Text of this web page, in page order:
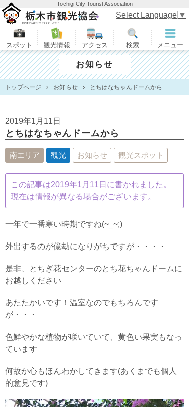
Tochigi City Tourist Association
栃木市観光協会
スポット 観光情報 アクセス 検索 メニュー
Select Language ▼
お知らせ
トップページ お知らせ とちはなちゃんドームから
2019年1月11日
とちはなちゃんドームから
南エリア 観光 お知らせ 観光スポット
この記事は2019年1月11日に書かれました。
現在は情報が異なる場合がございます。
一年で一番寒い時期ですね(~_~;)
外出するのが億劫になりがちですが・・・・
是非、とちぎ花センターのとち花ちゃんドームに
お越しください
あたたかいです！温室なのでもちろんです
が・・・
色鮮やかな植物が咲いていて、黄色い果実もなっ
ています
何故か心もほんわかしてきます(あくまでも個人
的意見です)